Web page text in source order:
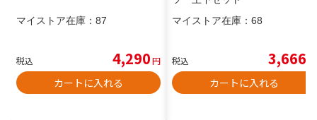
マイストア在庫： 87
税込 4,290円
カートに入れる
マイストア在庫： 68
税込 3,666
カートに入れる